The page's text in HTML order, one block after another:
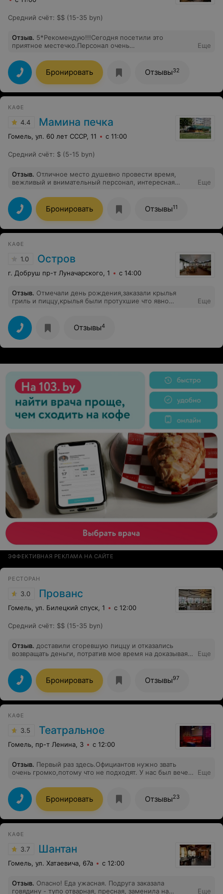
Средний счёт: $$ (15-35 byn)
Отзыв. 5*Рекомендую!!!Сегодня посетили это
приятное местечко.Персонал очень
Еще
Бронировать Отзывы32
КАФЕ
4.4 Мамина печка
Гомель, ул. 60 лет СССР, 11 с 11:00
Средний счёт: $ (5-15 byn)
Отзыв. Отличное место душевно провести время,
вежливый и внимательный персонал, интересная
хороший праздник!!!
Еще
Бронировать Отзывы11
КАФЕ
1.0 Остров
г. Добруш пр-т Луначарского, 1 с 14:00
Отзыв. Отмечали день рождения,заказали крылья
гриль и пиццу,крылья были протухшие что явно
подогревом тестом,заказ готовили очень долго,ценны
на алкоголь и воду завышены так как в городе нету
конкуренции,вообщем не рекомендую.
Еще
Отзывы4
ЭФФЕКТИВНАЯ РЕКЛАМА НА САЙТЕ
РЕСТОРАН
3.0 Прованс
Гомель, ул. Билецкий спуск, 1 с 12:00
Средний счёт: $$ (15-35 byn)
Отзыв. доставили сгоревшую пиццу и отказались
возвращать деньги, потратив мое время на доказывая ,
Еще
Бронировать Отзывы97
КАФЕ
3.5 Театральное
Гомель, пр-т Ленина, 3 с 12:00
Отзыв. Первый раз здесь.Официантов нужно звать
очень громко,потому что не подходят. У нас был вечер
бит, репертуар оставляет желать лучшего, качество
музыки отвратительное, поют плохо, фальшиво.
Накануне прихода в кафе ознакомилась с их
страничкой и читала отзывы. Да ничего подобного,
один Ляпис и всё! Не чувствуют публику, из 5
говядину. Больше сюда не приду!
Еще
Бронировать Отзывы23
КАФЕ
3.7 Шантан
Гомель, ул. Хатаевича, 67а с 12:00
Отзыв. Опасно! Еда ужасная. Подруга заказала
говядину - тупо отварная, пресная, заменила на
Еще